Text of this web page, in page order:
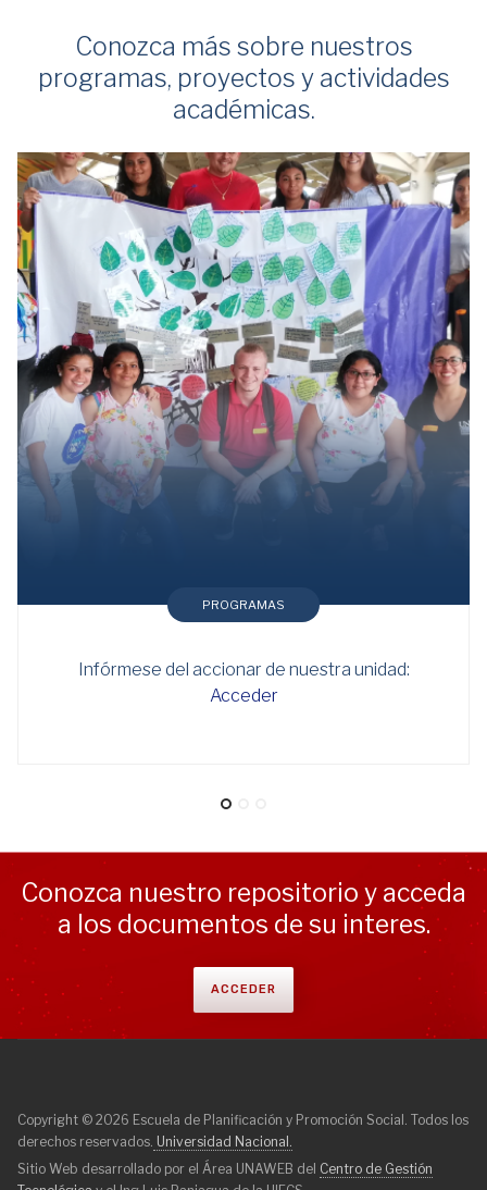
Conozca más sobre nuestros
programas, proyectos y actividades
académicas.
PROGRAMAS
Infórmese del accionar de nuestra unidad:
Acceder
Conozca nuestro repositorio y acceda
a los documentos de su interes.
ACCEDER
Copyright © 2026 Escuela de Planificación y Promoción Social. Todos los
derechos reservados. Universidad Nacional.
Sitio Web desarrollado por el Área UNAWEB del Centro de Gestión